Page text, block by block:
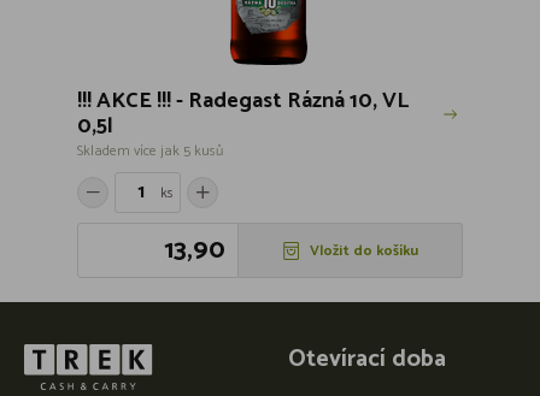
!!! AKCE !!! - Radegast Rázná 10, VL
0,5l
Skladem více jak 5 kusů
ks
13,90 Vložit do košíku
Otevírací doba